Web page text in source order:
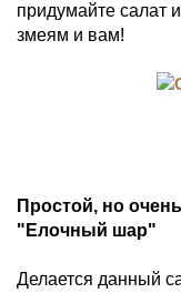
придумайте салат
змеям и вам!
Простой, но
"Елочный шар"
Делается данный